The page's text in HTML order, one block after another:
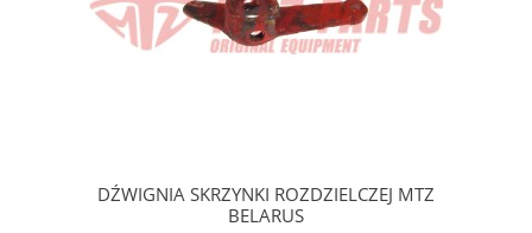
DŹWIGNIA SKRZYNKI ROZDZIELCZEJ MTZ
BELARUS